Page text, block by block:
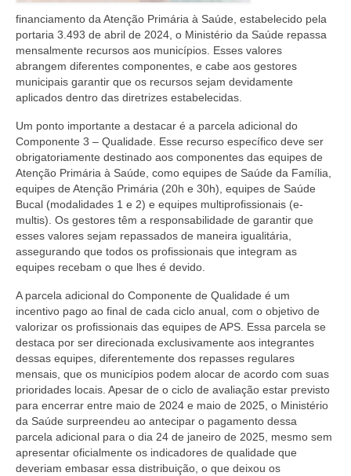
financiamento da Atenção Primária à Saúde, estabelecido pela
portaria 3.493 de abril de 2024, o Ministério da Saúde repassa
mensalmente recursos aos municípios. Esses valores
abrangem diferentes componentes, e cabe aos gestores
municipais garantir que os recursos sejam devidamente
aplicados dentro das diretrizes estabelecidas.
Um ponto importante a destacar é a parcela adicional do
Componente 3 – Qualidade. Esse recurso específico deve ser
obrigatoriamente destinado aos componentes das equipes de
Atenção Primária à Saúde, como equipes de Saúde da Família,
equipes de Atenção Primária (20h e 30h), equipes de Saúde
Bucal (modalidades 1 e 2) e equipes multiprofissionais (e-
multis). Os gestores têm a responsabilidade de garantir que
esses valores sejam repassados de maneira igualitária,
assegurando que todos os profissionais que integram as
equipes recebam o que lhes é devido.
A parcela adicional do Componente de Qualidade é um
incentivo pago ao final de cada ciclo anual, com o objetivo de
valorizar os profissionais das equipes de APS. Essa parcela se
destaca por ser direcionada exclusivamente aos integrantes
dessas equipes, diferentemente dos repasses regulares
mensais, que os municípios podem alocar de acordo com suas
prioridades locais. Apesar de o ciclo de avaliação estar previsto
para encerrar entre maio de 2024 e maio de 2025, o Ministério
da Saúde surpreendeu ao antecipar o pagamento dessa
parcela adicional para o dia 24 de janeiro de 2025, mesmo sem
apresentar oficialmente os indicadores de qualidade que
deveriam embasar essa distribuição, o que deixou os